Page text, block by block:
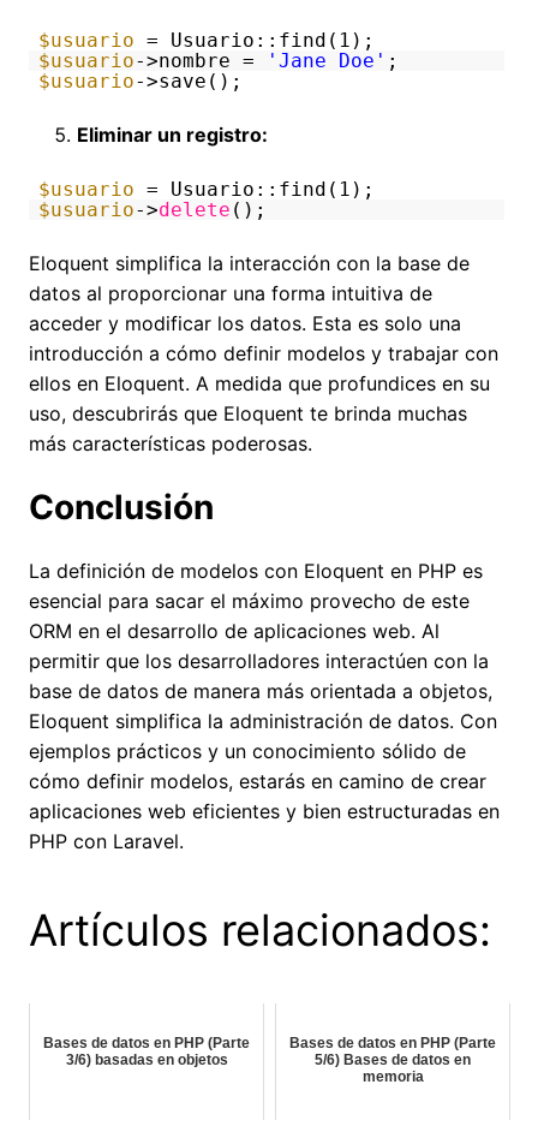
$usuario = Usuario::find(1);
$usuario->nombre = 'Jane Doe' ;
$usuario->save();
Eliminar un registro:
$usuario = Usuario::find(1);
$usuario->delete ();
Eloquent simplifica la interacción con la base de
datos al proporcionar una forma intuitiva de
acceder y modificar los datos. Esta es solo una
introducción a cómo definir modelos y trabajar con
ellos en Eloquent. A medida que profundices en su
uso, descubrirás que Eloquent te brinda muchas
más características poderosas.
Conclusión
La definición de modelos con Eloquent en PHP es
esencial para sacar el máximo provecho de este
ORM en el desarrollo de aplicaciones web. Al
permitir que los desarrolladores interactúen con la
base de datos de manera más orientada a objetos,
Eloquent simplifica la administración de datos. Con
ejemplos prácticos y un conocimiento sólido de
cómo definir modelos, estarás en camino de crear
aplicaciones web eficientes y bien estructuradas en
PHP con Laravel.
Artículos relacionados:
Bases de datos en PHP (Parte
3/6) basadas en objetos
Bases de datos en PHP (Parte
5/6) Bases de datos en
memoria